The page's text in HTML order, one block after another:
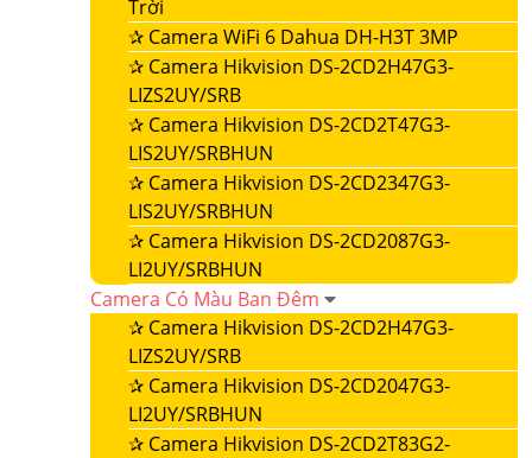
Trời
✰ Camera WiFi 6 Dahua DH-H3T 3MP
✰ Camera Hikvision DS-2CD2H47G3-
LIZS2UY/SRB
✰ Camera Hikvision DS-2CD2T47G3-
LIS2UY/SRBHUN
✰ Camera Hikvision DS-2CD2347G3-
LIS2UY/SRBHUN
✰ Camera Hikvision DS-2CD2087G3-
LI2UY/SRBHUN
Camera Có Màu Ban Đêm
✰ Camera Hikvision DS-2CD2H47G3-
LIZS2UY/SRB
✰ Camera Hikvision DS-2CD2047G3-
LI2UY/SRBHUN
✰ Camera Hikvision DS-2CD2T83G2-